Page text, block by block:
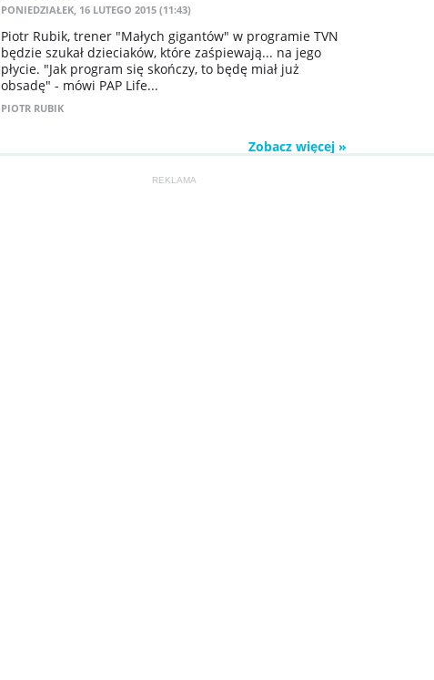
PONIEDZIAŁEK, 16 LUTEGO 2015 (11:43)
Piotr Rubik, trener "Małych gigantów" w programie TVN
będzie szukał dzieciaków, które zaśpiewają... na jego
płycie. "Jak program się skończy, to będę miał już
obsadę" - mówi PAP Life...
PIOTR RUBIK
Zobacz więcej »
REKLAMA